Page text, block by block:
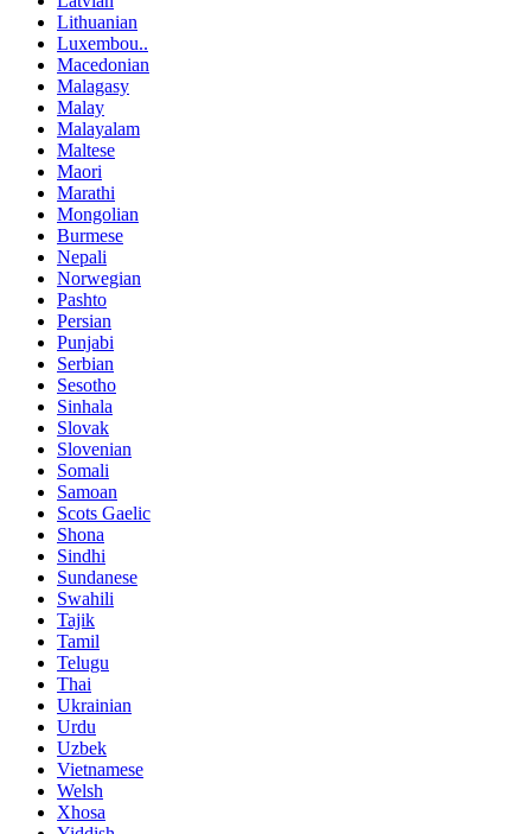
Lithuanian
Luxembou..
Macedonian
Malagasy
Malay
Malayalam
Maltese
Maori
Marathi
Mongolian
Burmese
Nepali
Norwegian
Pashto
Persian
Punjabi
Serbian
Sesotho
Sinhala
Slovak
Slovenian
Somali
Samoan
Scots Gaelic
Shona
Sindhi
Sundanese
Swahili
Tajik
Tamil
Telugu
Thai
Ukrainian
Urdu
Uzbek
Vietnamese
Welsh
Xhosa